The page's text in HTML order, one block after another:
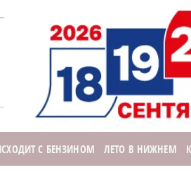
С БЕНЗИНОМ ЛЕТО В НИЖНЕМ